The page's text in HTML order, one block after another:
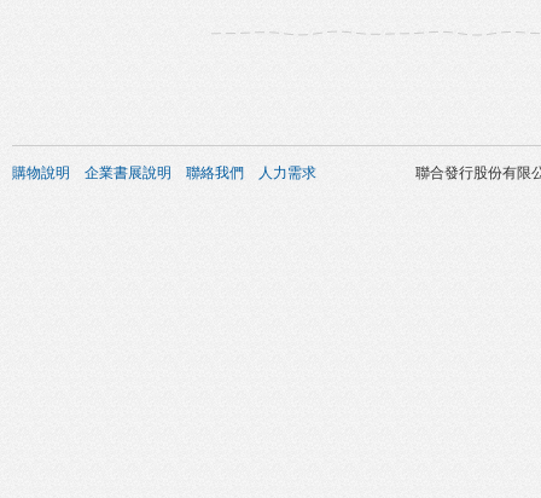
購物說明 企業書展說明 聯絡我們 人力需求 聯合發行股份有限